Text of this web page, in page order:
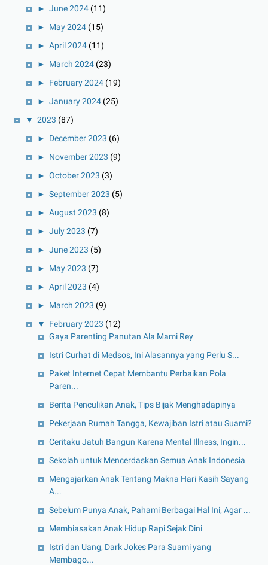
► June 2024 (11)
► May 2024 (15)
► April 2024 (11)
► March 2024 (23)
► February 2024 (19)
► January 2024 (25)
▼ 2023 (87)
► December 2023 (6)
► November 2023 (9)
► October 2023 (3)
► September 2023 (5)
► August 2023 (8)
► July 2023 (7)
► June 2023 (5)
► May 2023 (7)
► April 2023 (4)
► March 2023 (9)
▼ February 2023 (12)
Gaya Parenting Panutan Ala Mami Rey
Istri Curhat di Medsos, Ini Alasannya yang Perlu S...
Paket Internet Cepat Membantu Perbaikan Pola
Paren...
Berita Penculikan Anak, Tips Bijak Menghadapinya
Pekerjaan Rumah Tangga, Kewajiban Istri atau Suami?
Ceritaku Jatuh Bangun Karena Mental Illness, Ingin...
Sekolah untuk Mencerdaskan Semua Anak Indonesia
Mengajarkan Anak Tentang Makna Hari Kasih Sayang
A...
Sebelum Punya Anak, Pahami Berbagai Hal Ini, Agar ...
Membiasakan Anak Hidup Rapi Sejak Dini
Istri dan Uang, Dark Jokes Para Suami yang
Membago...